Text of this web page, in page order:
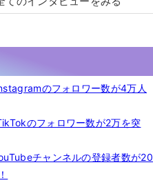
のフォロワー数が4万人
のフォロワー数が2万を突
チャンネルの登録者数が20